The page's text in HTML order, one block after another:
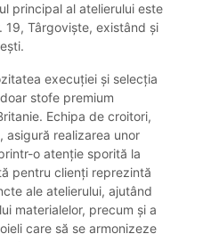
principal al atelierului este
19, Târgoviște, existând și
execuției și selecția
stofe premium
Echipa de croitori,
asigură realizarea unor
o atenție sporită la
pentru clienți reprezintă
ale atelierului, ajutând
materialelor, precum și a
care să se armonizeze